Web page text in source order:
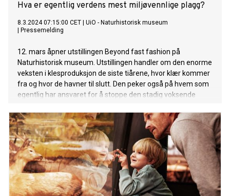
Hva er egentlig verdens mest miljøvennlige plagg?
8.3.2024 07:15:00 CET
UiO - Naturhistorisk museum
Pressemelding
12. mars åpner utstillingen Beyond fast fashion på
Naturhistorisk museum. Utstillingen handler om den enorme
veksten i klesproduksjon de siste tiårene, hvor klær kommer
fra og hvor de havner til slutt. Den peker også på hvem som
egentlig har ansvaret for å stoppe den stadig voksende